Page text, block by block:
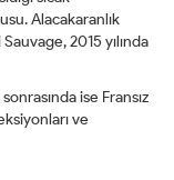
Alacakaranlık
2015 yılında
ise Fransız
ve